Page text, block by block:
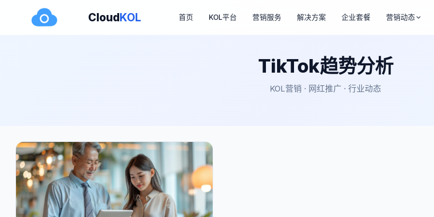
CloudKOL 首页 KOL平台 营销服务 解决方案 企业套餐 营销动态
TikTok趋势分析
KOL营销 · 网红推广 · 行业动态